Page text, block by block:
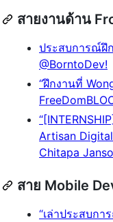
สายงานด้าน
ประสบการณ์ฝึ
@BorntoDev!
“ฝึกงานที่
Artisan
Chitapa
สาย Mobile
“เล่าประสบก